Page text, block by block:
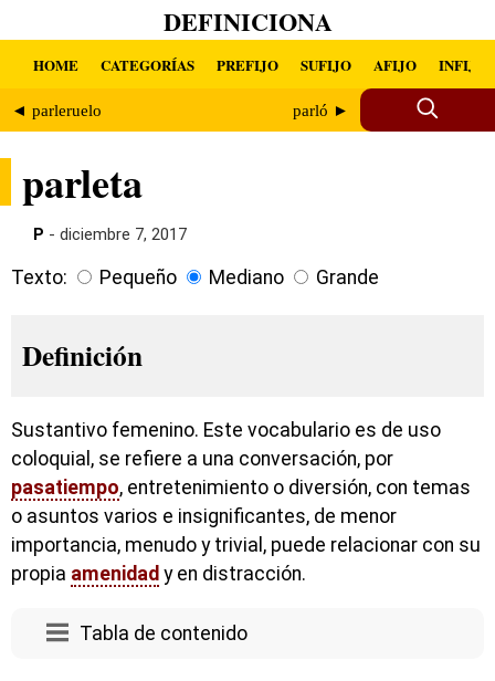
DEFINICIONA
HOME CATEGORÍAS PREFIJO SUFIJO AFIJO INFIJO
◄ parleruelo parló ►
parleta
P - diciembre 7, 2017
Texto: Pequeño Mediano Grande
Definición
Sustantivo femenino. Este vocabulario es de uso
coloquial, se refiere a una conversación, por
pasatiempo, entretenimiento o diversión, con temas
o asuntos varios e insignificantes, de menor
importancia, menudo y trivial, puede relacionar con su
propia amenidad y en distracción.
Tabla de contenido